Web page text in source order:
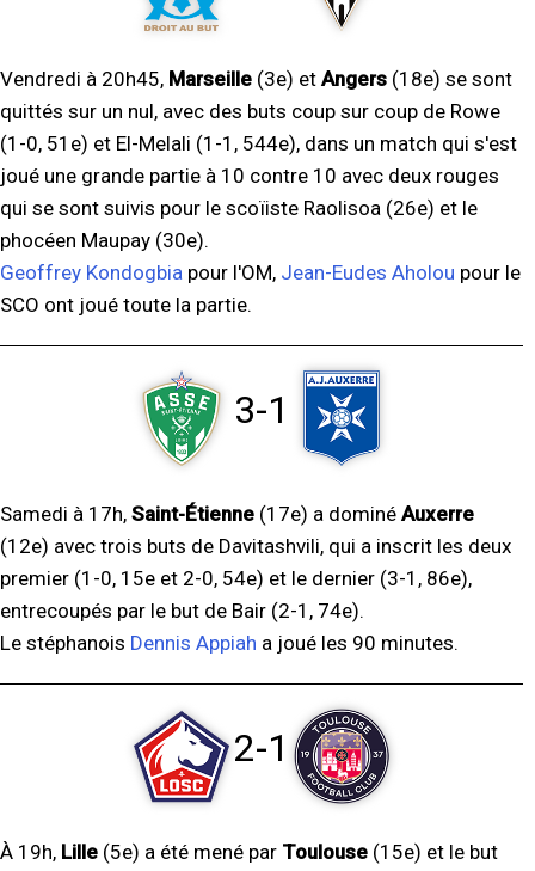
Vendredi à 20h45, Marseille (3e) et Angers (18e) se sont
quittés sur un nul, avec des buts coup sur coup de Rowe
(1-0, 51e) et El-Melali (1-1, 544e), dans un match qui s'est
joué une grande partie à 10 contre 10 avec deux rouges
qui se sont suivis pour le scoïiste Raolisoa (26e) et le
phocéen Maupay (30e).
Geoffrey Kondogbia pour l'OM, Jean-Eudes Aholou pour le
SCO ont joué toute la partie.
3-1
Samedi à 17h, Saint-Étienne (17e) a dominé Auxerre
(12e) avec trois buts de Davitashvili, qui a inscrit les deux
premier (1-0, 15e et 2-0, 54e) et le dernier (3-1, 86e),
entrecoupés par le but de Bair (2-1, 74e).
Le stéphanois Dennis Appiah a joué les 90 minutes.
2-1
À 19h, Lille (5e) a été mené par Toulouse (15e) et le but